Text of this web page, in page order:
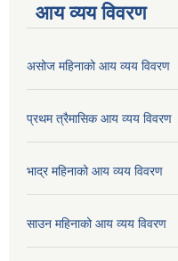
आय व्यय विवरण
असोज महिनाको आय व्यय विवरण
प्रथम त्रैमासिक आय व्यय विवरण
भाद्र महिनाको आय व्यय विवरण
साउन महिनाको आय व्यय विवरण